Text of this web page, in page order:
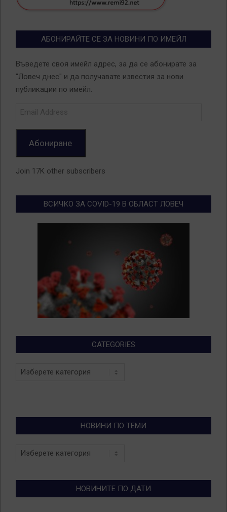
АБОНИРАЙТЕ СЕ ЗА НОВИНИ ПО ИМЕЙЛ
Въведете своя имейл адрес, за да се абонирате за
"Ловеч днес" и да получавате известия за нови
публикации по имейл.
Абониране
Join 17K other subscribers
ВСИЧКО ЗА COVID-19 В ОБЛАСТ ЛОВЕЧ
CATEGORIES
Categories
НОВИНИ ПО ТЕМИ
Новини
НОВИНИТЕ ПО ДАТИ